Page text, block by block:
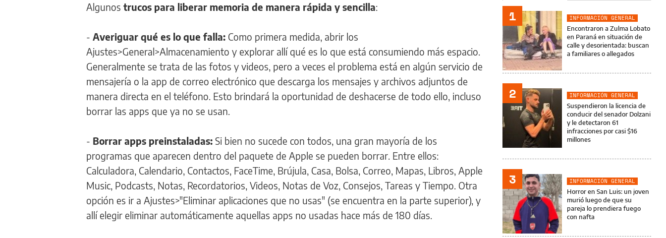
Algunos trucos para liberar memoria de manera rápida y sencilla:
- Averiguar qué es lo que falla: Como primera medida, abrir los
Ajustes>General>Almacenamiento y explorar allí qué es lo que está consumiendo más espacio.
Generalmente se trata de las fotos y videos, pero a veces el problema está en algún servicio de
mensajería o la app de correo electrónico que descarga los mensajes y archivos adjuntos de
manera directa en el teléfono. Esto brindará la oportunidad de deshacerse de todo ello, incluso
borrar las apps que ya no se usan.
- Borrar apps preinstaladas: Si bien no sucede con todos, una gran mayoría de los
programas que aparecen dentro del paquete de Apple se pueden borrar. Entre ellos:
Calculadora, Calendario, Contactos, FaceTime, Brújula, Casa, Bolsa, Correo, Mapas, Libros, Apple
Music, Podcasts, Notas, Recordatorios, Videos, Notas de Voz, Consejos, Tareas y Tiempo. Otra
opción es ir a Ajustes>"Eliminar aplicaciones que no usas" (se encuentra en la parte superior), y
allí elegir eliminar automáticamente aquellas apps no usadas hace más de 180 días.
1
INFORMACIÓN GENERAL
Encontraron a Zulma Lobato
en Paraná en situación de
calle y desorientada: buscan
a familiares o allegados
2
INFORMACIÓN GENERAL
Suspendieron la licencia de
conducir del senador Dolzani
y le detectaron 61
infracciones por casi $16
millones
3
INFORMACIÓN GENERAL
Horror en San Luis: un joven
murió luego de que su
pareja lo prendiera fuego
con nafta